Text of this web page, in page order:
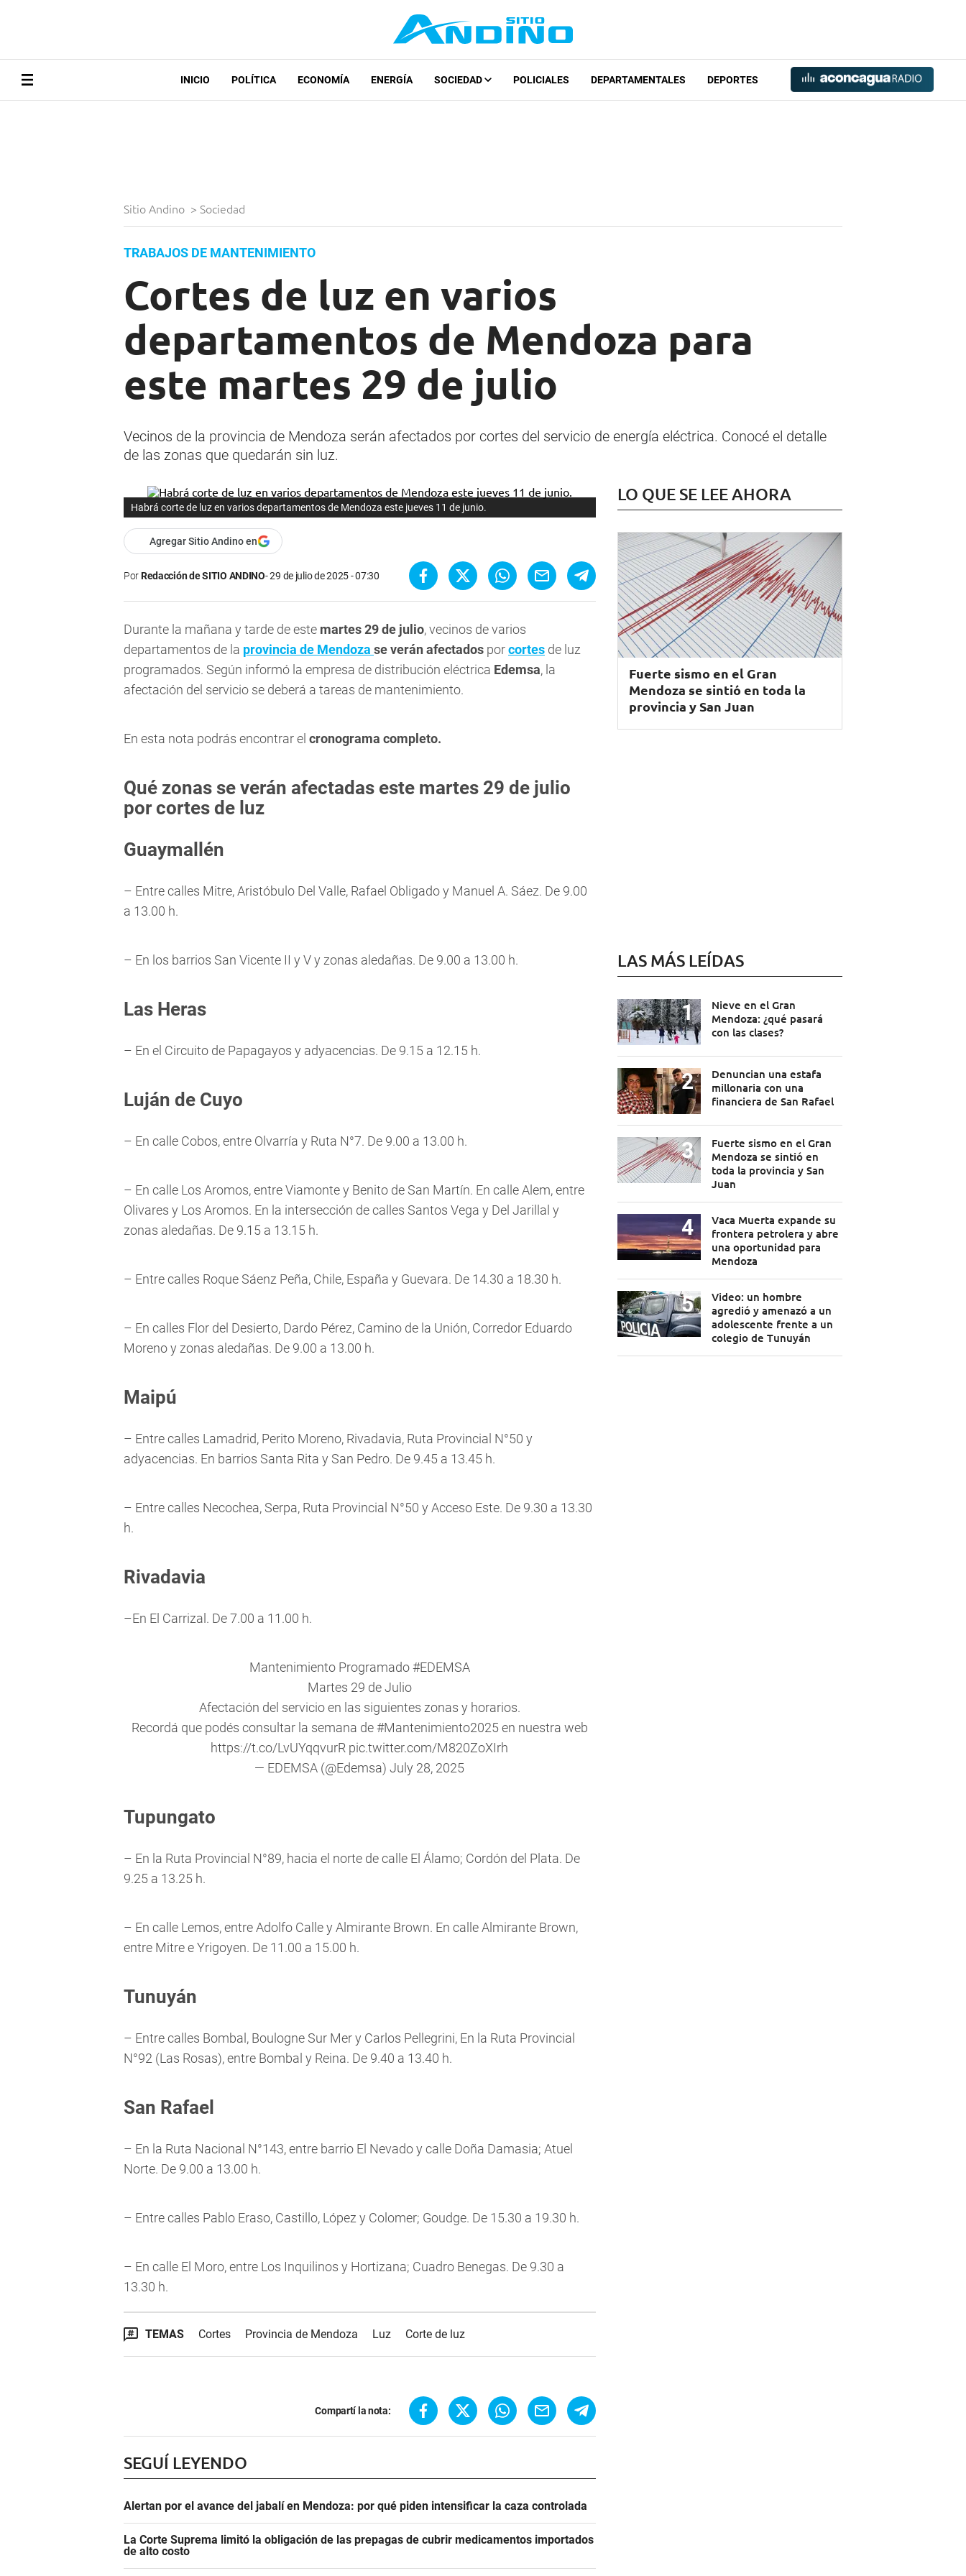
INICIO POLÍTICA ECONOMÍA ENERGÍA SOCIEDAD POLICIALES DEPARTAMENTALES DEPORTES
Sitio Andino > Sociedad
TRABAJOS DE MANTENIMIENTO
Cortes de luz en varios
departamentos de Mendoza para
este martes 29 de julio
Vecinos de la provincia de Mendoza serán afectados por cortes del servicio de energía eléctrica. Conocé el detalle
de las zonas que quedarán sin luz.
Habrá corte de luz en varios departamentos de Mendoza este jueves 11 de junio.
Agregar Sitio Andino en
PorRedacción de SITIO ANDINO 29 de julio de 2025 - 07:30
Durante la mañana y tarde de este martes 29 de julio, vecinos de varios
departamentos de la provincia de Mendoza se verán afectados porcortes de luz
programados. Según informó la empresa de distribución eléctrica Edemsa, la
afectación del servicio se deberá a tareas de mantenimiento.
En esta nota podrás encontrar el cronograma completo.
Qué zonas se verán afectadas este martes 29 de julio
por cortes de luz
Guaymallén
– Entre calles Mitre, Aristóbulo Del Valle, Rafael Obligado y Manuel A. Sáez. De 9.00
a 13.00 h.
– En los barrios San Vicente II y V y zonas aledañas. De 9.00 a 13.00 h.
Las Heras
– En el Circuito de Papagayos y adyacencias. De 9.15 a 12.15 h.
Luján de Cuyo
– En calle Cobos, entre Olvarría y Ruta N°7. De 9.00 a 13.00 h.
– En calle Los Aromos, entre Viamonte y Benito de San Martín. En calle Alem, entre
Olivares y Los Aromos. En la intersección de calles Santos Vega y Del Jarillal y
zonas aledañas. De 9.15 a 13.15 h.
– Entre calles Roque Sáenz Peña, Chile, España y Guevara. De 14.30 a 18.30 h.
– En calles Flor del Desierto, Dardo Pérez, Camino de la Unión, Corredor Eduardo
Moreno y zonas aledañas. De 9.00 a 13.00 h.
Maipú
– Entre calles Lamadrid, Perito Moreno, Rivadavia, Ruta Provincial N°50 y
adyacencias. En barrios Santa Rita y San Pedro. De 9.45 a 13.45 h.
– Entre calles Necochea, Serpa, Ruta Provincial N°50 y Acceso Este. De 9.30 a 13.30
h.
Rivadavia
–En El Carrizal. De 7.00 a 11.00 h.
Mantenimiento Programado#EDEMSA
Martes 29 de Julio
Afectación del servicio en las siguientes zonas y horarios.
Recordá que podés consultar la semana de#Mantenimiento2025en nuestra web
https://t.co/LvUYqqvurR pic.twitter.com/M820ZoXIrh
— EDEMSA (@Edemsa)July 28, 2025
Tupungato
– En la Ruta Provincial N°89, hacia el norte de calle El Álamo; Cordón del Plata. De
9.25 a 13.25 h.
– En calle Lemos, entre Adolfo Calle y Almirante Brown. En calle Almirante Brown,
entre Mitre e Yrigoyen. De 11.00 a 15.00 h.
Tunuyán
– Entre calles Bombal, Boulogne Sur Mer y Carlos Pellegrini, En la Ruta Provincial
N°92 (Las Rosas), entre Bombal y Reina. De 9.40 a 13.40 h.
San Rafael
– En la Ruta Nacional N°143, entre barrio El Nevado y calle Doña Damasia; Atuel
Norte. De 9.00 a 13.00 h.
– Entre calles Pablo Eraso, Castillo, López y Colomer; Goudge. De 15.30 a 19.30 h.
– En calle El Moro, entre Los Inquilinos y Hortizana; Cuadro Benegas. De 9.30 a
13.30 h.
TEMAS Cortes Provincia de Mendoza Luz Corte de luz
Compartí la nota:
SEGUÍ LEYENDO
Alertan por el avance del jabalí en Mendoza: por qué piden intensificar la caza controlada
La Corte Suprema limitó la obligación de las prepagas de cubrir medicamentos importados
de alto costo
LO QUE SE LEE AHORA
Fuerte sismo en el Gran
Mendoza se sintió en toda la
provincia y San Juan
LAS MÁS LEÍDAS
Nieve en el Gran
Mendoza: ¿qué pasará
con las clases?
Denuncian una estafa
millonaria con una
financiera de San Rafael
Fuerte sismo en el Gran
Mendoza se sintió en
toda la provincia y San
Juan
Vaca Muerta expande su
frontera petrolera y abre
una oportunidad para
Mendoza
Video: un hombre
agredió y amenazó a un
adolescente frente a un
colegio de Tunuyán